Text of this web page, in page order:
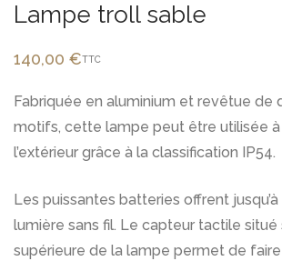
Lampe troll sable
140,00 €TTC
Fabriquée en aluminium et revêtue de
motifs, cette lampe peut être utilisée à
l’extérieur grâce à la classification IP54.
Les puissantes batteries offrent
lumière sans fil. Le capteur tactile situé
supérieure de la lampe permet de faire